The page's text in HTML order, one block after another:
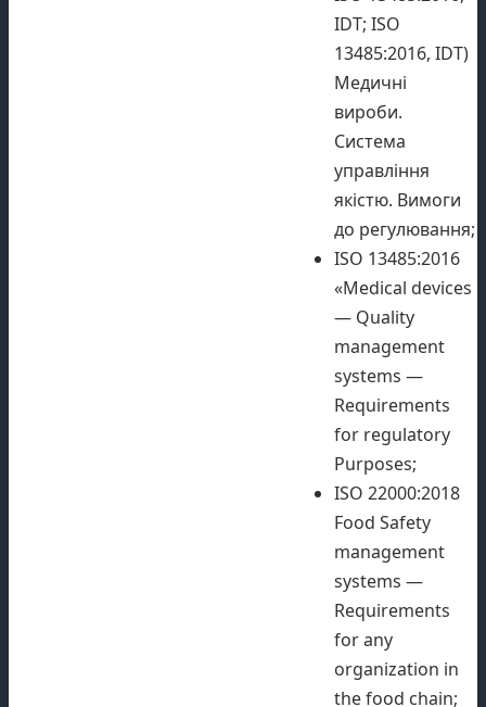
IDT; ISO
13485:2016, IDT)
Медичні
вироби.
Система
управління
якістю. Вимоги
до регулювання;
ISO 13485:2016
«Medical devices
— Quality
management
systems —
Requirements
for regulatory
Purposes;
ISO 22000:2018
Food Safety
management
systems —
Requirements
for any
organization in
the food chain;